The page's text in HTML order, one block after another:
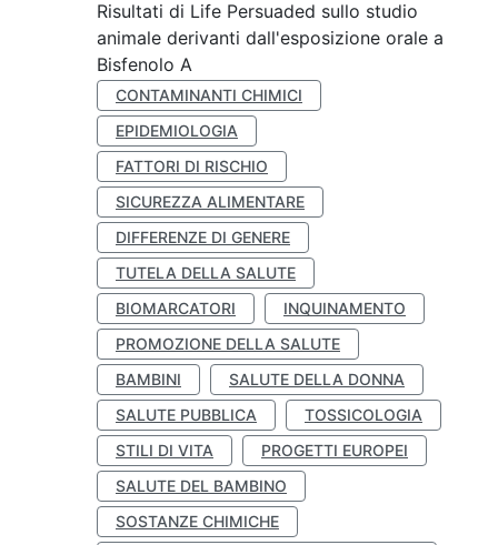
Risultati di Life Persuaded sullo studio
animale derivanti dall'esposizione orale a
Bisfenolo A
CONTAMINANTI CHIMICI
EPIDEMIOLOGIA
FATTORI DI RISCHIO
SICUREZZA ALIMENTARE
DIFFERENZE DI GENERE
TUTELA DELLA SALUTE
BIOMARCATORI
INQUINAMENTO
PROMOZIONE DELLA SALUTE
BAMBINI
SALUTE DELLA DONNA
SALUTE PUBBLICA
TOSSICOLOGIA
STILI DI VITA
PROGETTI EUROPEI
SALUTE DEL BAMBINO
SOSTANZE CHIMICHE